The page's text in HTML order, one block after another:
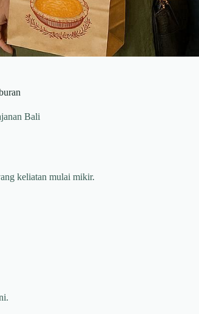
Bali
keliatan mulai mikir.